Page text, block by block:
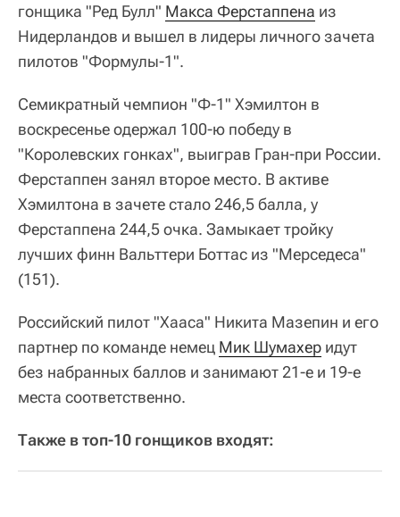
гонщика "Ред Булл" Макса Ферстаппена из
Нидерландов и вышел в лидеры личного зачета
пилотов "Формулы-1".
Семикратный чемпион "Ф-1" Хэмилтон в
воскресенье одержал 100-ю победу в
"Королевских гонках", выиграв Гран-при России.
Ферстаппен занял второе место. В активе
Хэмилтона в зачете стало 246,5 балла, у
Ферстаппена 244,5 очка. Замыкает тройку
лучших финн Вальттери Боттас из "Мерседеса"
(151).
Российский пилот "Хааса" Никита Мазепин и его
партнер по команде немец Мик Шумахер идут
без набранных баллов и занимают 21-е и 19-е
места соответственно.
Также в топ-10 гонщиков входят: